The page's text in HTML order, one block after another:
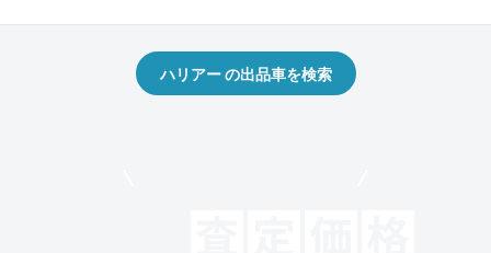
ハリアー の出品車を検索